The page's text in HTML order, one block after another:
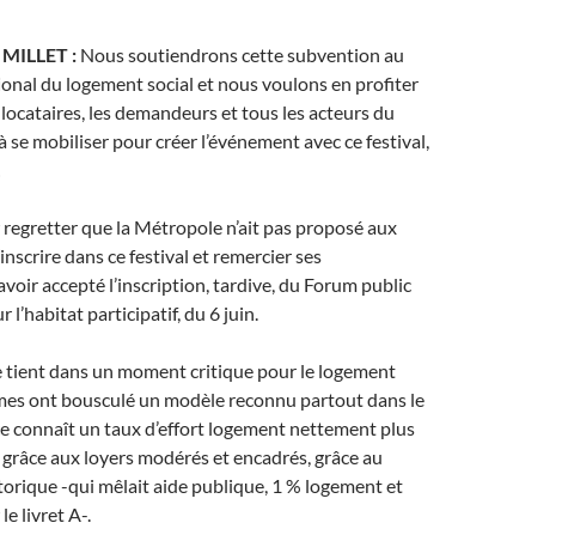
: Nous soutiendrons cette subvention au
du logement social et nous voulons en profiter
les demandeurs et tous les acteurs du
se mobiliser pour créer l’événement avec ce festival,
regretter que la Métropole n’ait pas proposé aux
dans ce festival et remercier ses
accepté l’inscription, tardive, du Forum public
l’habitat participatif, du 6 juin.
tient dans un moment critique pour le logement
ont bousculé un modèle reconnu partout dans le
connaît un taux d’effort logement nettement plus
aux loyers modérés et encadrés, grâce au
-qui mêlait aide publique, 1 % logement et
livret A-.